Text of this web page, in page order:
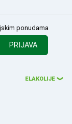
ponudama
PRIJAVA
ELAKOLIJE ❮